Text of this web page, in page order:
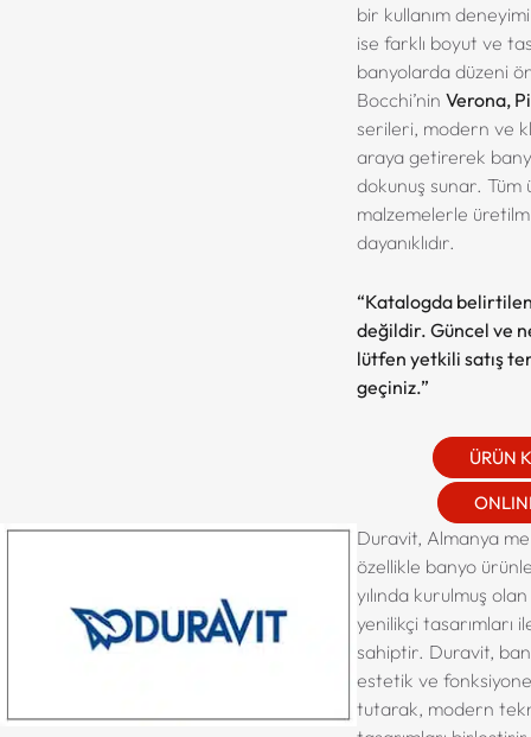
bir kullanım
ise farklı boyut ve
banyolarda düzeni
Bocchi’nin Verona,
serileri, modern ve
araya getirerek
dokunuş sunar. Tüm
malzemelerle
dayanıklıdır.
“Katalogda
değildir. Güncel ve
lütfen yetkili satış
geçiniz.”
ÜRÜN
Duravit, Almanya
özellikle banyo
yılında kurulmuş
yenilikçi tasarımları
sahiptir. Duravit,
estetik ve
tutarak, modern